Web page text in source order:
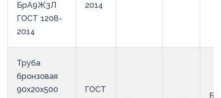
БрА9Ж3Л
ГОСТ 1208-
2014
2014
Труба
бронзовая
90х20х500
ГОСТ